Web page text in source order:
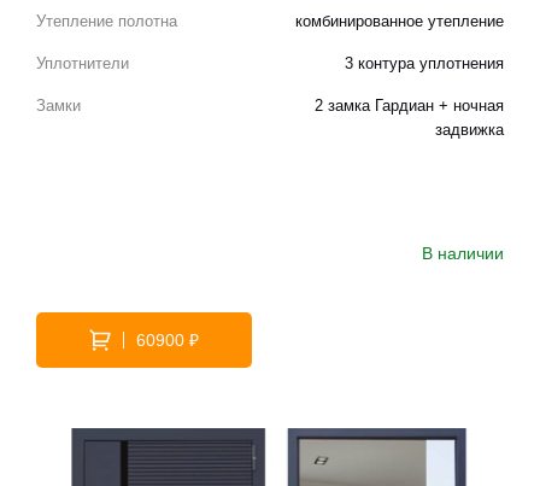
Утепление полотна комбинированное утепление
Уплотнители 3 контура уплотнения
Замки
2 замка Гардиан + ночная
задвижка
В наличии
60900 ₽